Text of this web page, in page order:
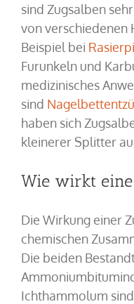
sind Zugsalben
von verschiedenen
Beispiel bei
Furunkeln und
medizinisches
sind
haben sich
kleinerer Splitter
Wie wirkt eine
Die Wirkung einer
chemischen
Die beiden
Ichthammolum